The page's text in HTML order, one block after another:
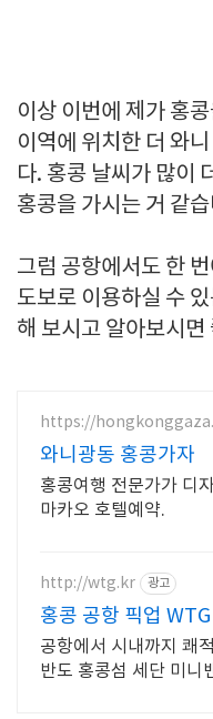
이상 이번에 제가 홍
이역에 위치한 더 와
다. 홍콩 날씨가 많이
홍콩을 가시는 거 같
그럼 공항에서도 한
도보로 이용하실 수
해 보시고 알아보시면
https://
와니광동 홍콩가자
홍콩여행 전문가가 디
마카오 호텔예약.
http://wtg.kr 광고
홍콩 공항 픽업
한국어 지원!
공항에서 시내까지 쾌
반도 홍콩섬 세단 미니